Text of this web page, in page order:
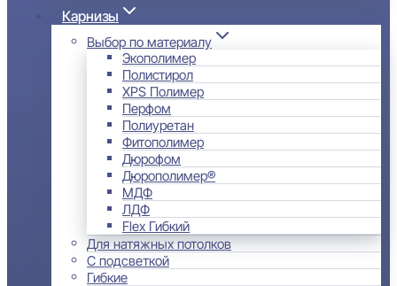
Карнизы
Выбор по материалу
Экополимер
Полистирол
XPS Полимер
Перфом
Полиуретан
Фитополимер
Дюрофом
Дюрополимер®
МДФ
ЛДФ
Flex Гибкий
Для натяжных потолков
С подсветкой
Гибкие